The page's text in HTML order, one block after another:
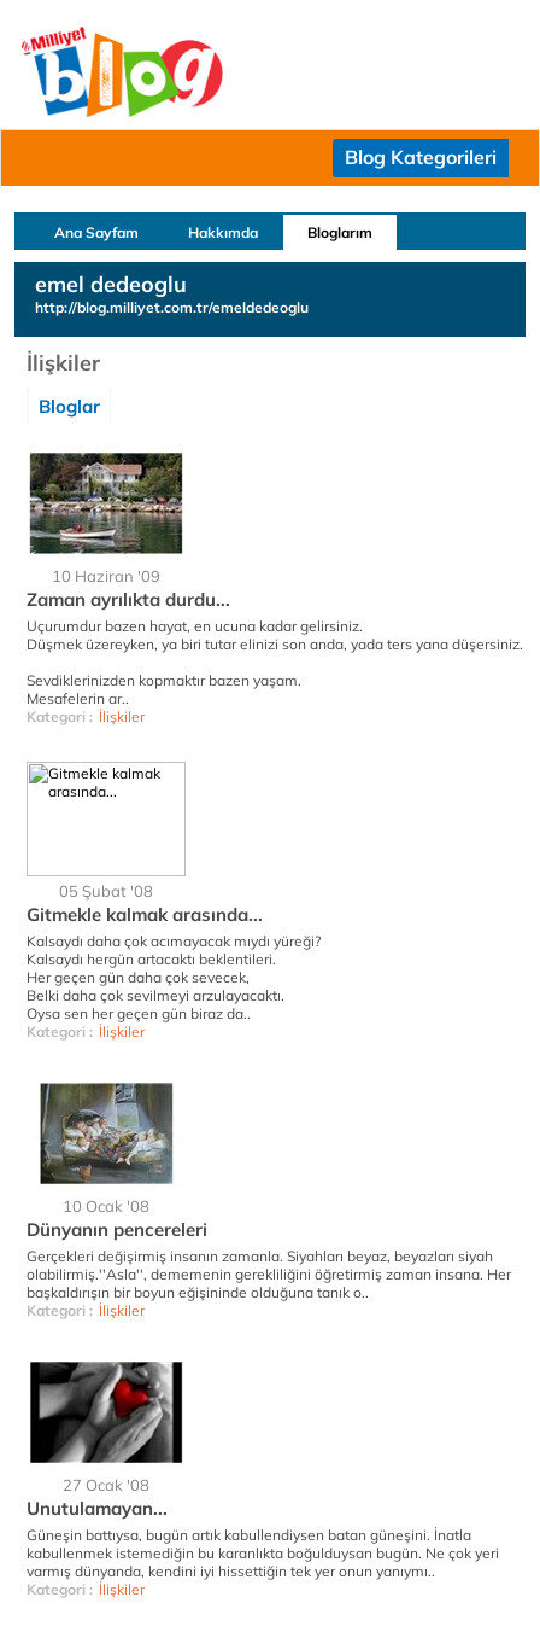
Blog Kategorileri
Ana Sayfam Hakkımda Bloglarım
emel dedeoglu
http://blog.milliyet.com.tr/emeldedeoglu
İlişkiler
Bloglar
10 Haziran '09
Zaman ayrılıkta durdu...
Uçurumdur bazen hayat, en ucuna kadar gelirsiniz.
Düşmek üzereyken, ya biri tutar elinizi son anda, yada ters yana düşersiniz.
Sevdiklerinizden kopmaktır bazen yaşam.
Mesafelerin ar..
Kategori : İlişkiler
05 Şubat '08
Gitmekle kalmak arasında...
Kalsaydı daha çok acımayacak mıydı yüreği?
Kalsaydı hergün artacaktı beklentileri.
Her geçen gün daha çok sevecek,
Belki daha çok sevilmeyi arzulayacaktı.
Oysa sen her geçen gün biraz da..
Kategori : İlişkiler
10 Ocak '08
Dünyanın pencereleri
Gerçekleri değişirmiş insanın zamanla. Siyahları beyaz, beyazları siyah
olabilirmiş.''Asla'', dememenin gerekliliğini öğretirmiş zaman insana. Her
başkaldırışın bir boyun eğişininde olduğuna tanık o..
Kategori : İlişkiler
27 Ocak '08
Unutulamayan...
Güneşin battıysa, bugün artık kabullendiysen batan güneşini. İnatla
kabullenmek istemediğin bu karanlıkta boğulduysan bugün. Ne çok yeri
varmış dünyanda, kendini iyi hissettiğin tek yer onun yanıymı..
Kategori : İlişkiler